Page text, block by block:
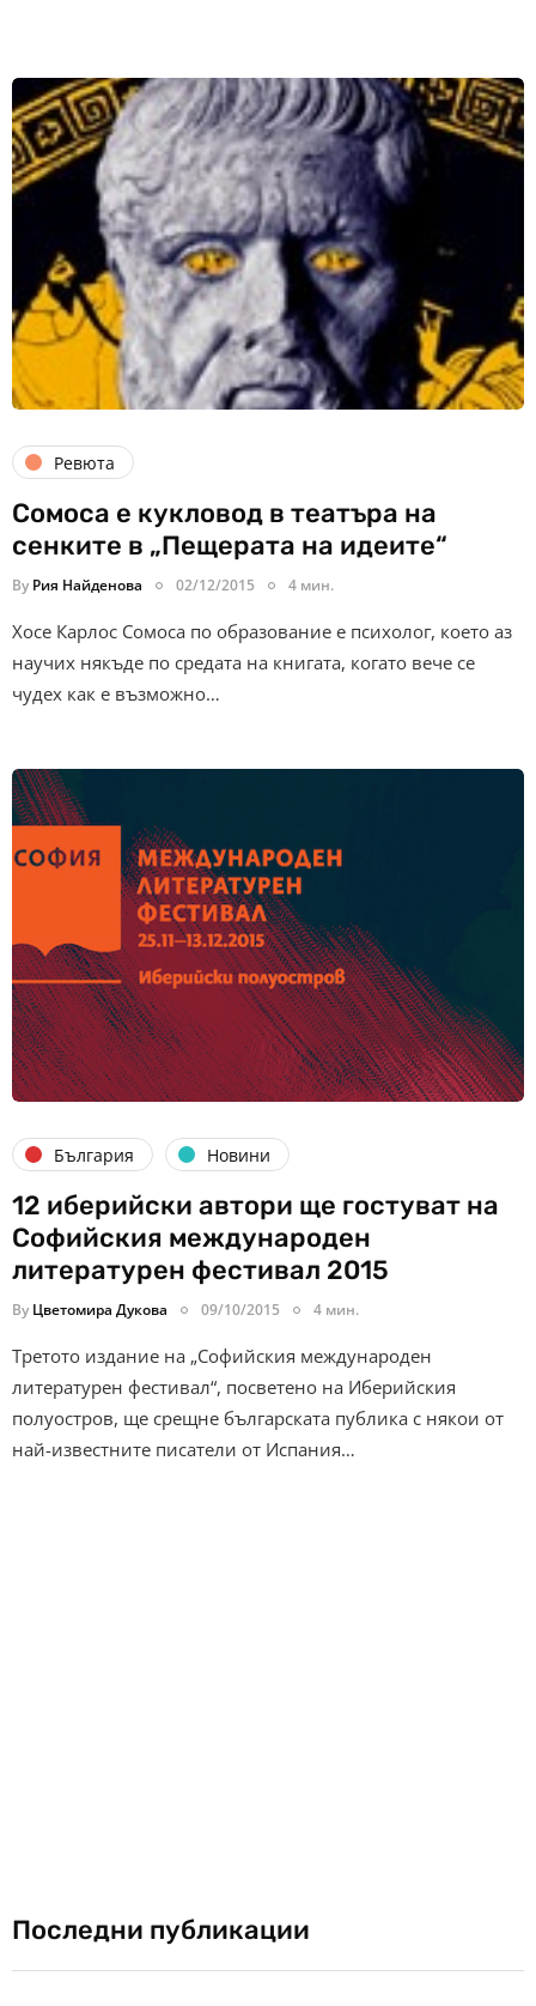
Ревюта
Сомоса е кукловод в театъра на
сенките в „Пещерата на идеите“
By Рия Найденова 02/12/2015 4 мин.
Хосе Карлос Сомоса по образование е психолог, което аз
научих някъде по средата на книгата, когато вече се
чудех как е възможно…
България Новини
12 иберийски автори ще гостуват на
Софийския международен
литературен фестивал 2015
By Цветомира Дукова 09/10/2015 4 мин.
Третото издание на „Софийския международен
литературен фестивал“, посветено на Иберийския
полуостров, ще срещне българската публика с някои от
най-известните писатели от Испания…
Последни публикации